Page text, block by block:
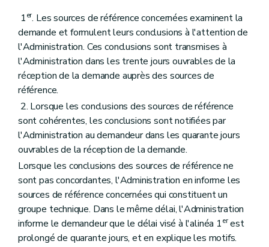
1er. Les sources de référence concernées examinent la
demande et formulent leurs conclusions à l'attention de
l'Administration. Ces conclusions sont transmises à
l'Administration dans les trente jours ouvrables de la
réception de la demande auprès des sources de
référence.
2. Lorsque les conclusions des sources de référence
sont cohérentes, les conclusions sont notifiées par
l'Administration au demandeur dans les quarante jours
ouvrables de la réception de la demande.
Lorsque les conclusions des sources de référence ne
sont pas concordantes, l'Administration en informe les
sources de référence concernées qui constituent un
groupe technique. Dans le même délai, l'Administration
informe le demandeur que le délai visé à l'alinéa 1erest
prolongé de quarante jours, et en explique les motifs.